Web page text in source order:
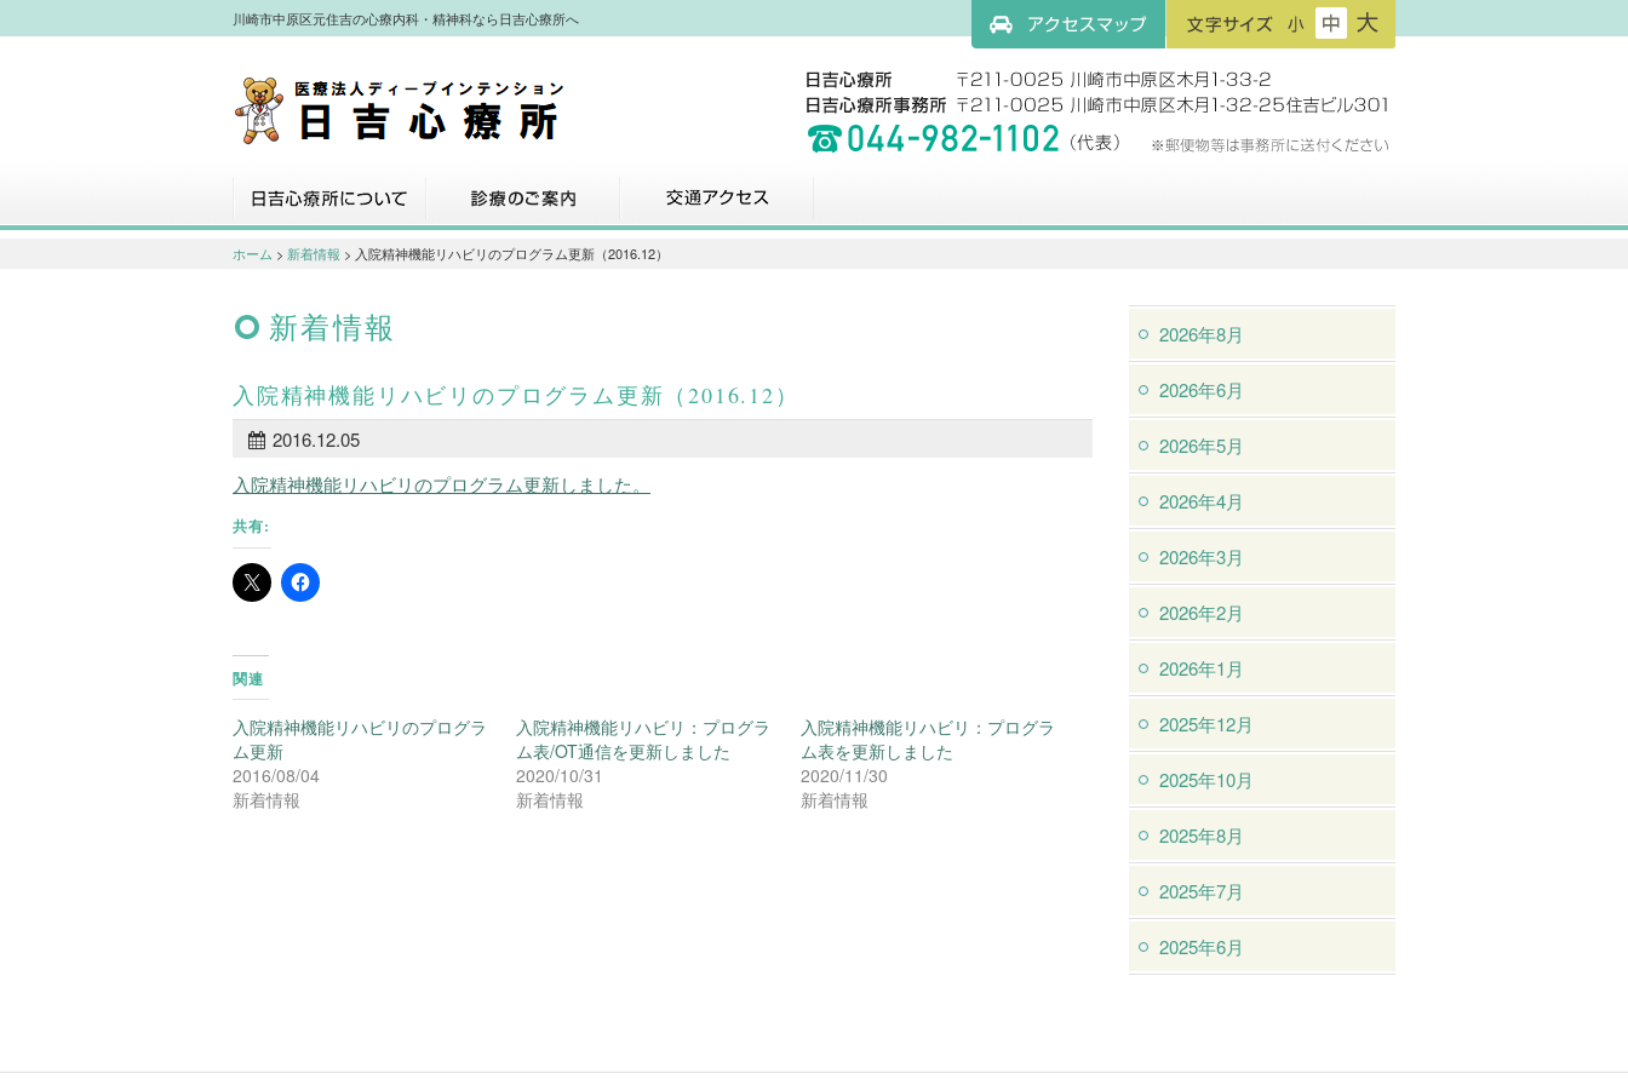
川崎市中原区元住吉の心療内科・精神科なら日吉心療所へ
フ
ン
サ
小
フ
ン
サ
中
フ
ン
サ
大
なら日吉心療所へ
日吉心療所について 診療のご案内 交通アクセス
ホーム > 新着情報 > 入院精神機能リハビリのプログラム更新（2016.12）
新着情報
入院精神機能リハビリのプログラム更新（2016.12）
2016.12.05
入院精神機能リハビリのプログラム更新しました。
共有:
関連
入院精神機能リハビリのプログラ
ム更新
2016/08/04
新着情報
入院精神機能リハビリ：プログラ
ム表/OT通信を更新しました
2020/10/31
新着情報
入院精神機能リハビリ：プログラ
ム表を更新しました
2020/11/30
新着情報
2026年8月
2026年6月
2026年5月
2026年4月
2026年3月
2026年2月
2026年1月
2025年12月
2025年10月
2025年8月
2025年7月
2025年6月